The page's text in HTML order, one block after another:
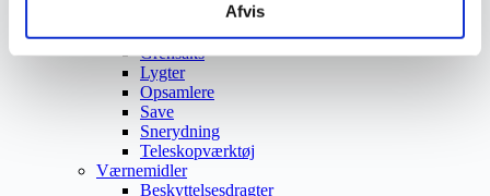
Afvis
Affaldsudstyr
Beskæresaks
Grensaks
Lygter
Opsamlere
Save
Snerydning
Teleskopværktøj
Værnemidler
Beskyttelsesdragter